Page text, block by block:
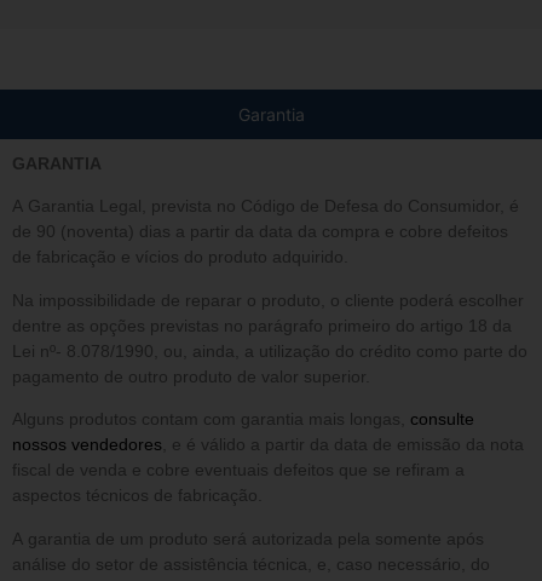
Garantia
GARANTIA
A Garantia Legal, prevista no Código de Defesa do Consumidor, é
de 90 (noventa) dias a partir da data da compra e cobre defeitos
de fabricação e vícios do produto adquirido.
Na impossibilidade de reparar o produto, o cliente poderá escolher
dentre as opções previstas no parágrafo primeiro do artigo 18 da
Lei nº- 8.078/1990, ou, ainda, a utilização do crédito como parte do
pagamento de outro produto de valor superior.
Alguns produtos contam com garantia mais longas, consulte
nossos vendedores , e é válido a partir da data de emissão da nota
fiscal de venda e cobre eventuais defeitos que se refiram a
aspectos técnicos de fabricação.
A garantia de um produto será autorizada pela somente após
análise do setor de assistência técnica, e, caso necessário, do